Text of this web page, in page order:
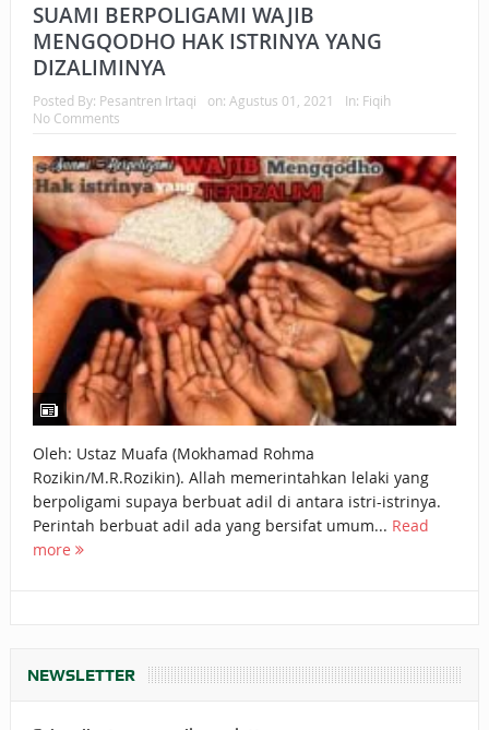
SEBELUM TIBA SAAT WAJIB?
HAKIKAT NIKMAT DI DUNIA!
BAGAIMANA CARA MEMBAYAR ZAKAT UANG?
UANG HARAM BISA MENJADI HALAL JIKA SEBAB
KEPEMILIKANNYA BERUBAH
ISTIDLAL BATIL VS ISTIDLAL SYAR’I
BAHASA CINTA KARENA ALLAH
HUKUM MEMBAYAR ZAKAT DENGAN CARA MENGANGSUR
HUKUM MEMBAYAR ZAKAT KEPADA KERABAT SENDIRI
SUAMI BERPOLIGAMI WAJIB
MENGQODHO HAK ISTRINYA YANG
DIZALIMINYA
Posted By: Pesantren Irtaqi on: Agustus 01, 2021 In: Fiqih
No Comments
Oleh: Ustaz Muafa (Mokhamad Rohma
Rozikin/M.R.Rozikin). Allah memerintahkan lelaki yang
berpoligami supaya berbuat adil di antara istri-istrinya.
Perintah berbuat adil ada yang bersifat umum... Read
more
NEWSLETTER